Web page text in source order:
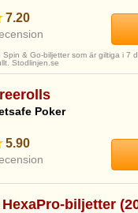
7.20
& Go-biljetter som är giltiga i 7
Stodlinjen.se
Poker
5.90
HexaPro-biljetter